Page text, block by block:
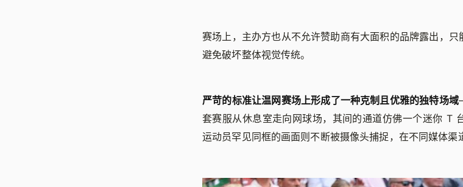
赛场上，主办方也从不允许赞助商有大面积的品牌露出，只
避免破坏整体视觉传统。
严苛的标准让温网赛场上形成了一种克制且优雅的独特场域
套赛服从休息室走向网球场，其间的通道仿佛一个迷你 T
运动员罕见同框的画面则不断被摄像头捕捉，在不同媒体渠